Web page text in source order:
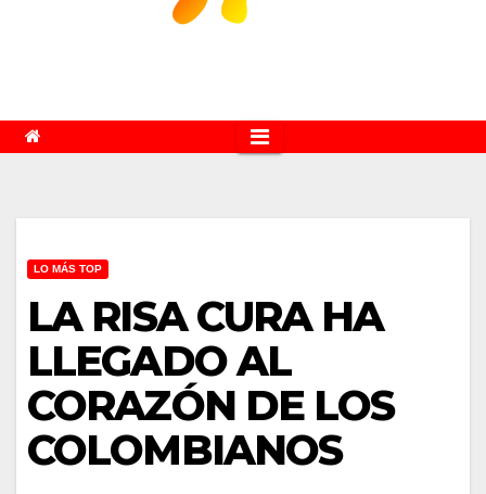
LO MÁS TOP
LA RISA CURA HA
LLEGADO AL
CORAZÓN DE LOS
COLOMBIANOS